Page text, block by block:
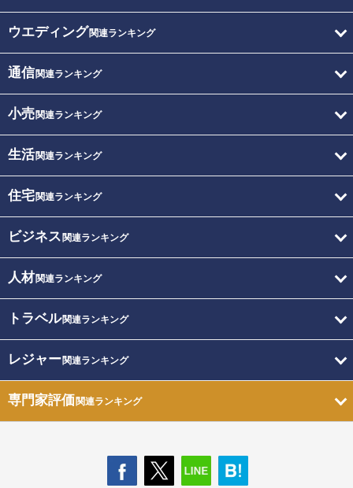
ウエディング関連ランキング
通信関連ランキング
小売関連ランキング
生活関連ランキング
住宅関連ランキング
ビジネス 関連ランキング
人材関連ランキング
トラベル関連ランキング
レジャー関連ランキング
専門家評価関連ランキング